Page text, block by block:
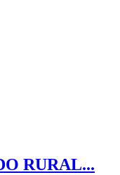
RURAL...